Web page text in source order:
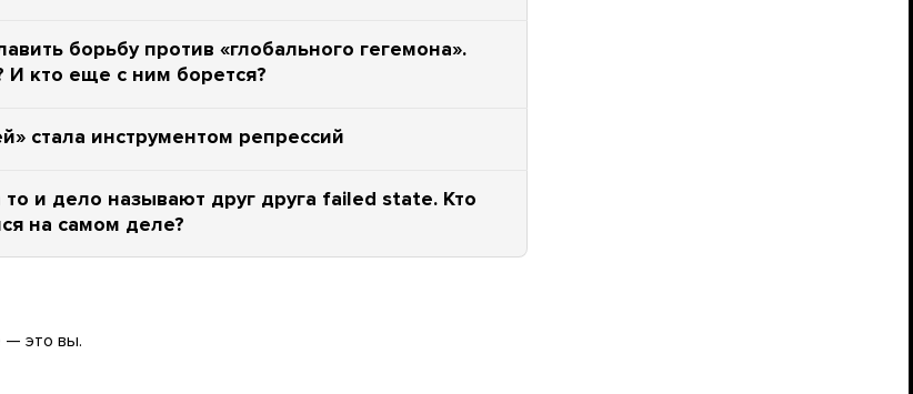
борьбу против «глобального гегемона».
И кто еще с ним борется?
стала инструментом репрессий
то и дело называют друг друга failed state. Кто
на самом деле?
— это вы.